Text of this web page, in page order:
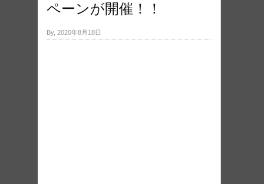
ペーンが開催！！
By, 2020年8月18日